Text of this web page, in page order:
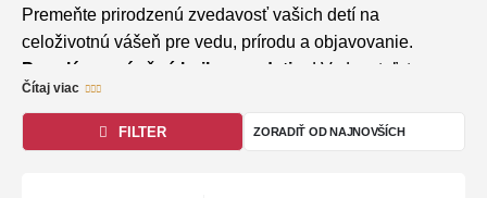
Premeňte prirodzenú zvedavosť vašich detí na
celoživotnú vášeň pre vedu, prírodu a objavovanie.
Populárno-náučné knihy pre deti od Vydavateľstva
Tatran prinášajú zložité témy zo sveta okolo nás
spracované pútavou, vizuálne príťažlivou a
zrozumiteľnou formou. Tieto vzdelávacie tituly nenásilne
Čítaj viac
FILTER